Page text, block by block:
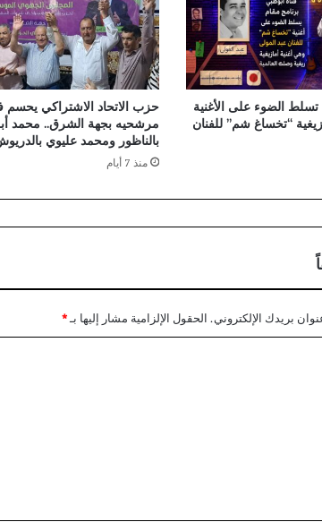
تسلط الضوء على الأغنية
“تخساغ شم” للفنان
حزب الاتحاد الاشتراكي يحسم
مرشحيه بجهة الشرق.. محمد
بالناظور ومحمد عليوي
منذ 7 أيام
بريدك الإلكتروني. الحقول الإلزامية مشار إليها بـ*